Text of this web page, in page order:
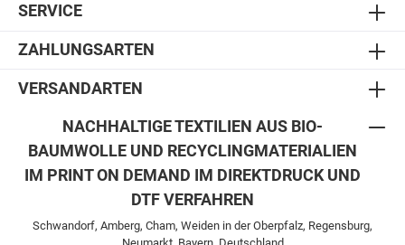
SERVICE
ZAHLUNGSARTEN
VERSANDARTEN
NACHHALTIGE TEXTILIEN AUS BIO-
BAUMWOLLE UND RECYCLINGMATERIALIEN
IM PRINT ON DEMAND IM DIREKTDRUCK UND
DTF VERFAHREN
Schwandorf, Amberg, Cham, Weiden in der Oberpfalz, Regensburg,